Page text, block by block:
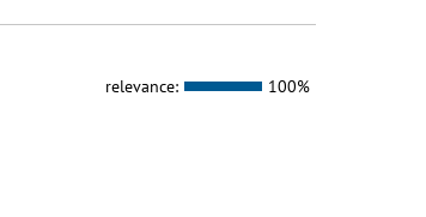
relevance: 100%